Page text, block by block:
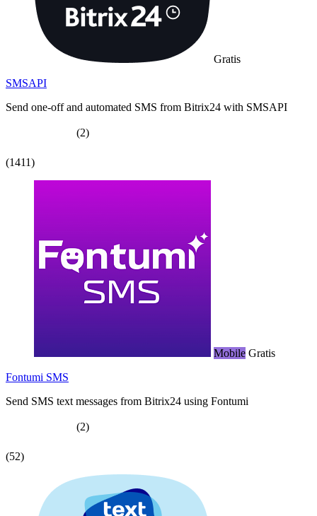
Gratis
SMSAPI
Send one-off and automated SMS from Bitrix24 with SMSAPI
(2)
(1411)
Mobile Gratis
Fontumi SMS
Send SMS text messages from Bitrix24 using Fontumi
(2)
(52)